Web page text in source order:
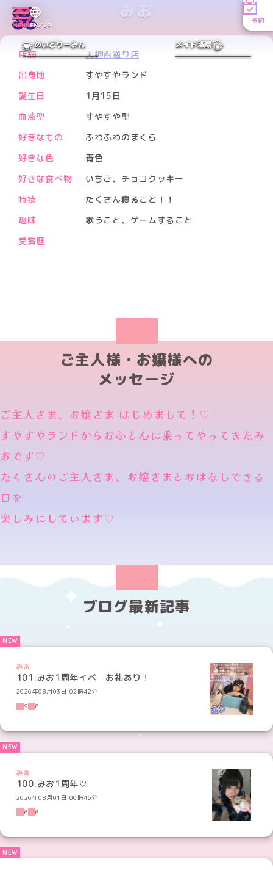
MENUEN／JP
予約
めいどりーみん メイド酒場
みお
PREV NEXT
Xアカウント
店舗
天神西通り店
出身地
すやすやランド
誕生日
1月15日
血液型
すやすや型
好きなもの
ふわふわのまくら
好きな色
青色
好きな食べ物
いちご、チョコクッキー
特技
たくさん寝ること！！
趣味
歌うこと、ゲームすること
受賞歴
ご主人様・お嬢様への
メッセージ
ご主人さま、お嬢さま はじめまして！♡
すやすやランドからおふとんに乗ってやってきたみ
おです♡
たくさんのご主人さま、お嬢さまとおはなしできる
日を
楽しみにしています♡
ブログ最新記事
みお
101.みお1周年イベ お礼あり！
2026年08月03日 02時42分
9
8
みお
100.みお1周年♡
2026年08月01日 00時46分
6
6